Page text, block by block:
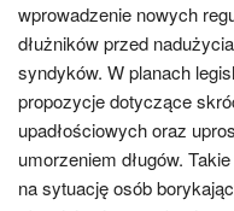
wprowadzenie nowych
dłużników przed
syndyków. W planach
propozycje dotyczące
upadłościowych oraz
umorzeniem długów.
na sytuację osób